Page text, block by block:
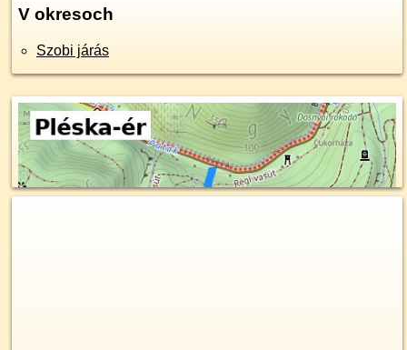
V okresoch
Szobi járás